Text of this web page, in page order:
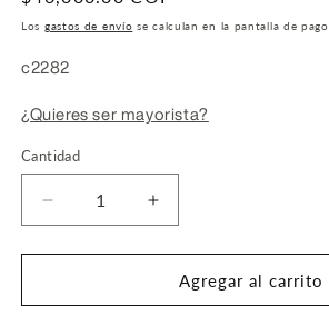
habitual
Los gastos de envío se calculan en la pantalla de pago.
SKU:
c2282
¿Quieres ser mayorista?
Cantidad
Reducir
cantidad
para
ARETE
Aumentar
cantidad
para
AAT01N184
ARETE
Agregar al carrito